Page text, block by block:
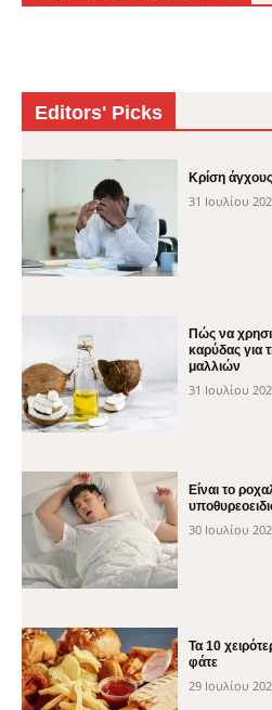
Editors' Picks
Κρίση άγχους
31 Ιουλίου
Πώς να
καρύδας για
μαλλιών
31 Ιουλίου
Είναι το
30 Ιουλίου
Τα 10
φάτε
29 Ιουλίου